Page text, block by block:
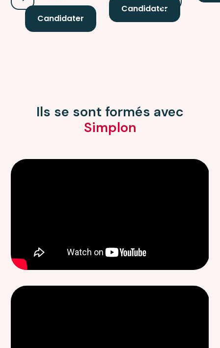
Candidater
Candidater
Ils se sont formés avec
Simplon